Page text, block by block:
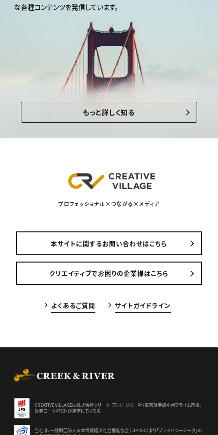
な各種コンテンツを発信しています。
もっと詳しく知る
プロフェッショナル×つながる×メディア
本サイトに関するお問い合わせはこちら
クリエイティブでお困りの企業様はこちら
よくあるご質問 サイトガイドライン
CREATIVE VILLAGEは株式会社クリーク･アンド･リバー社（東京証券取引所プライム市場、
証券コード4763）が運営しています。
当社は、一般財団法人日本情報経済社会推進協会（JIPDEC）より 「プライバシーマーク」の